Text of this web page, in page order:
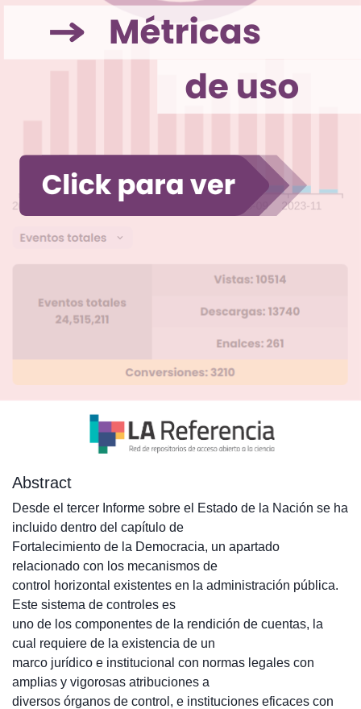
Abstract
Desde el tercer Informe sobre el Estado de la Nación se ha
incluido dentro del capítulo de
Fortalecimiento de la Democracia, un apartado
relacionado con los mecanismos de
control horizontal existentes en la administración pública.
Este sistema de controles es
uno de los componentes de la rendición de cuentas, la
cual requiere de la existencia de un
marco jurídico e institucional con normas legales con
amplias y vigorosas atribuciones a
diversos órganos de control, e instituciones eficaces con